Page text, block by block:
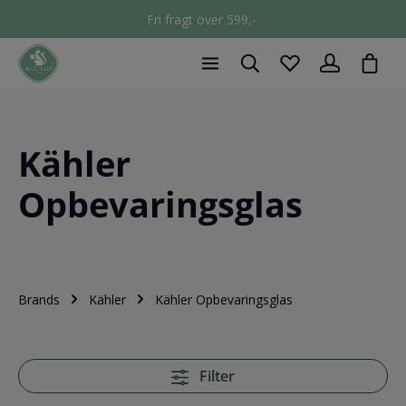
Fri fragt over 599,-
Kähler
Opbevaringsglas
Brands Kähler Kähler Opbevaringsglas
Filter